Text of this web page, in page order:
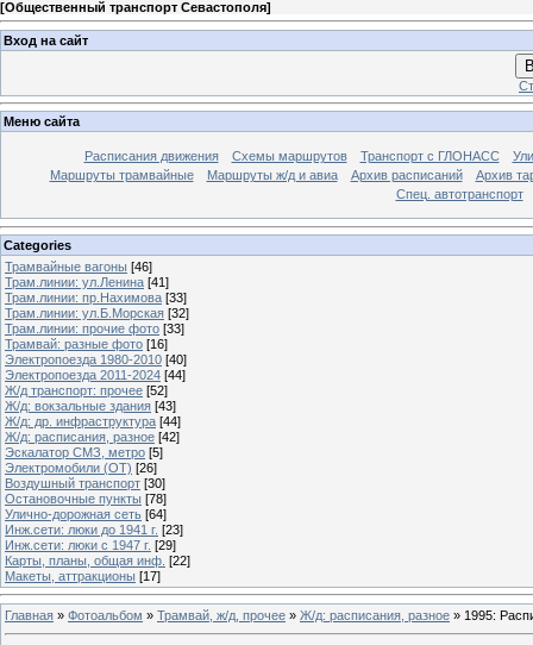
[Общественный транспорт Севастополя]
Вход на сайт
Меню сайта
Расписания движения Схемы маршрутов Транспорт с ГЛОНАСС
Маршруты трамвайные
Маршруты ж/д и авиа Архив расписаний
Архив
Спец. автотранспорт
Categories
Трамвайные вагоны [46]
Трам.линии: ул.Ленина [41]
Трам.линии: пр.Нахимова [33]
Трам.линии: ул.Б.Морская [32]
Трам.линии: прочие фото [33]
Трамвай: разные фото [16]
Электропоезда 1980-2010 [40]
Электропоезда 2011-2024 [44]
Ж/д транспорт: прочее [52]
Ж/д: вокзальные здания [43]
Ж/д: др. инфраструктура [44]
Ж/д: расписания, разное [42]
Эскалатор СМЗ, метро [5]
Электромобили (ОТ) [26]
Воздушный транспорт [30]
Остановочные пункты [78]
Улично-дорожная сеть [64]
Инж.сети: люки до 1941 г. [23]
Инж.сети: люки с 1947 г. [29]
Карты, планы, общая инф. [22]
Макеты, аттракционы [17]
Главная » Фотоальбом » Трамвай, ж/д, прочее » Ж/д: расписания, разное » 1995: